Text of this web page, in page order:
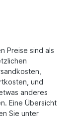
Preise sind als
und
anderes
Eine Übersicht
Sie unter